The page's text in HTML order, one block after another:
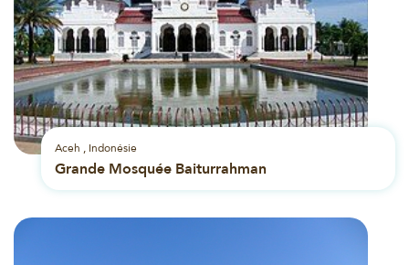
Aceh , Indonésie
Grande Mosquée Baiturrahman